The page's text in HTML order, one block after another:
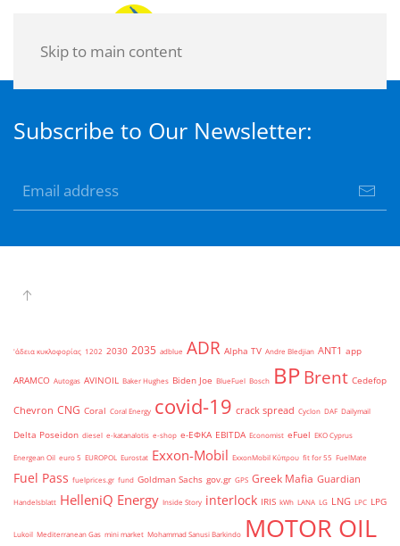
Skip to main content
Subscribe to Our Newsletter:
'άδεια κυκλοφορίας 1202 2030 2035 adblue ADR Alpha TV Andre Bledjian ANT1 app
ARAMCO Autogas AVINOIL Baker Hughes Biden Joe BlueFuel Bosch BPBrent Cedefop
Chevron CNG Coral Coral Energy covid-19 crack spread Cyclon DAF Dailymail
Delta Poseidon diesel e-katanalotis e-shop e-ΕΦΚΑ EBITDA Economist eFuel EKO Cyprus
Energean Oil euro 5 EUROPOL Eurostat Exxon-Mobil ExxonMobil Κύπρου fit for 55 FuelMate
Fuel Pass fuelprices.gr fund Goldman Sachs gov.gr GPS Greek Mafia Guardian
Handelsblatt HelleniQ Energy Inside Story interlock IRIS kWh LANA LG LNG LPC LPG
Lukoil Mediterranean Gas mini market Mohammad Sanusi Barkindo MOTOR OIL